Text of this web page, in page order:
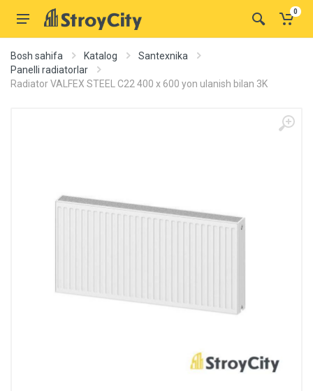
0
Bosh sahifa Katalog
Santexnika
Panelli radiatorlar
Radiator VALFEX STEEL C22 400 х 600 yon ulanish bilan 3K